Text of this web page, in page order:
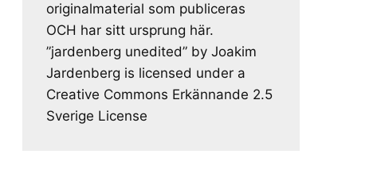
originalmaterial som publiceras
OCH har sitt ursprung här.
”jardenberg unedited” by Joakim
Jardenberg is licensed under a
Creative Commons Erkännande 2.5
Sverige License